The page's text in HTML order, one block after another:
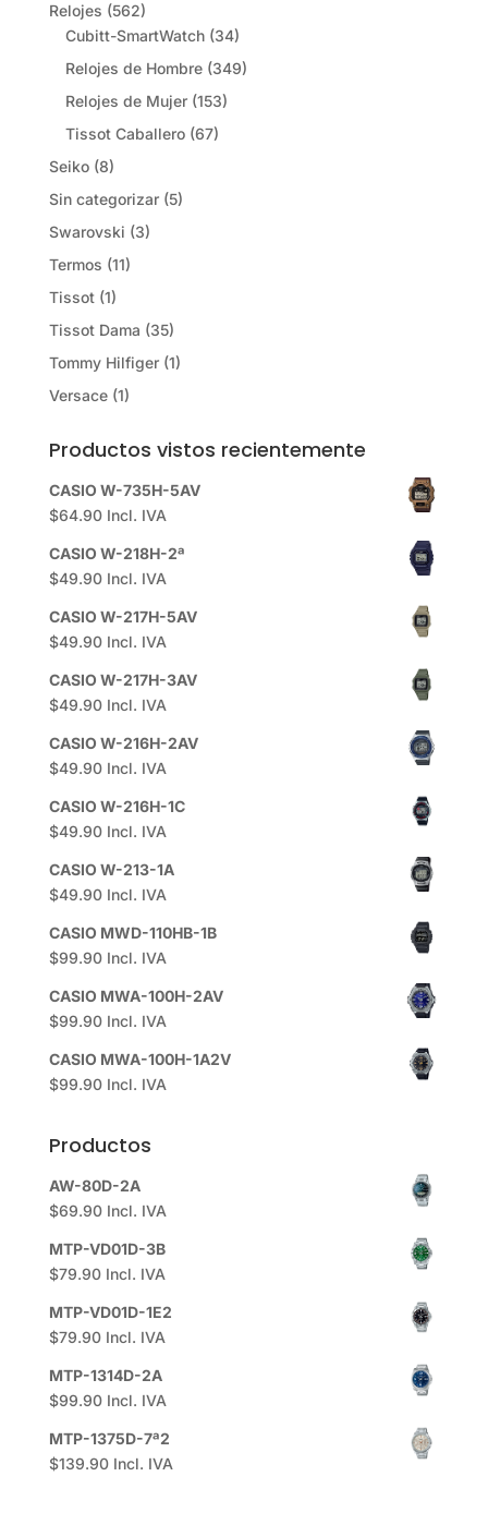
Relojes (562)
Cubitt-SmartWatch (34)
Relojes de Hombre (349)
Relojes de Mujer (153)
Tissot Caballero (67)
Seiko (8)
Sin categorizar (5)
Swarovski (3)
Termos (11)
Tissot (1)
Tissot Dama (35)
Tommy Hilfiger (1)
Versace (1)
Productos vistos recientemente
CASIO W-735H-5AV
$64.90 Incl. IVA
CASIO W-218H-2ª
$49.90 Incl. IVA
CASIO W-217H-5AV
$49.90 Incl. IVA
CASIO W-217H-3AV
$49.90 Incl. IVA
CASIO W-216H-2AV
$49.90 Incl. IVA
CASIO W-216H-1C
$49.90 Incl. IVA
CASIO W-213-1A
$49.90 Incl. IVA
CASIO MWD-110HB-1B
$99.90 Incl. IVA
CASIO MWA-100H-2AV
$99.90 Incl. IVA
CASIO MWA-100H-1A2V
$99.90 Incl. IVA
Productos
AW-80D-2A
$69.90 Incl. IVA
MTP-VD01D-3B
$79.90 Incl. IVA
MTP-VD01D-1E2
$79.90 Incl. IVA
MTP-1314D-2A
$99.90 Incl. IVA
MTP-1375D-7ª2
$139.90 Incl. IVA